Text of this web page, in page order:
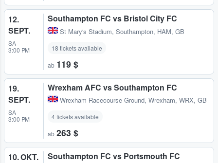
12.
SEPT.
SA
3:00 PM
Southampton FC vs Bristol City FC
St Mary's Stadium, Southampton, HAM, GB
18 tickets available
ab 119 $
19.
SEPT.
SA
3:00 PM
Wrexham AFC vs Southampton FC
Wrexham Racecourse Ground, Wrexham, WRX, GB
4 tickets available
ab 263 $
10. OKT. Southampton FC vs Portsmouth FC